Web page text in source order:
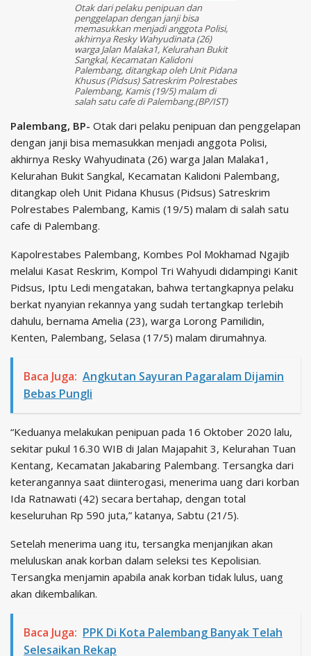
Otak dari pelaku penipuan dan
penggelapan dengan janji bisa
memasukkan menjadi anggota Polisi,
akhirnya Resky Wahyudinata (26)
warga Jalan Malaka1, Kelurahan Bukit
Sangkal, Kecamatan Kalidoni
Palembang, ditangkap oleh Unit Pidana
Khusus (Pidsus) Satreskrim Polrestabes
Palembang, Kamis (19/5) malam di
salah satu cafe di Palembang.(BP/IST)
Palembang, BP- Otak dari pelaku penipuan dan penggelapan
dengan janji bisa memasukkan menjadi anggota Polisi,
akhirnya Resky Wahyudinata (26) warga Jalan Malaka1,
Kelurahan Bukit Sangkal, Kecamatan Kalidoni Palembang,
ditangkap oleh Unit Pidana Khusus (Pidsus) Satreskrim
Polrestabes Palembang, Kamis (19/5) malam di salah satu
cafe di Palembang.
Kapolrestabes Palembang, Kombes Pol Mokhamad Ngajib
melalui Kasat Reskrim, Kompol Tri Wahyudi didampingi Kanit
Pidsus, Iptu Ledi mengatakan, bahwa tertangkapnya pelaku
berkat nyanyian rekannya yang sudah tertangkap terlebih
dahulu, bernama Amelia (23), warga Lorong Pamilidin,
Kenten, Palembang, Selasa (17/5) malam dirumahnya.
Baca Juga: Angkutan Sayuran Pagaralam Dijamin
Bebas Pungli
“Keduanya melakukan penipuan pada 16 Oktober 2020 lalu,
sekitar pukul 16.30 WIB di Jalan Majapahit 3, Kelurahan Tuan
Kentang, Kecamatan Jakabaring Palembang. Tersangka dari
keterangannya saat diinterogasi, menerima uang dari korban
Ida Ratnawati (42) secara bertahap, dengan total
keseluruhan Rp 590 juta,” katanya, Sabtu (21/5).
Setelah menerima uang itu, tersangka menjanjikan akan
meluluskan anak korban dalam seleksi tes Kepolisian.
Tersangka menjamin apabila anak korban tidak lulus, uang
akan dikembalikan.
Baca Juga: PPK Di Kota Palembang Banyak Telah
Selesaikan Rekap